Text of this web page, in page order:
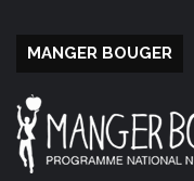
MANGER BOUGER